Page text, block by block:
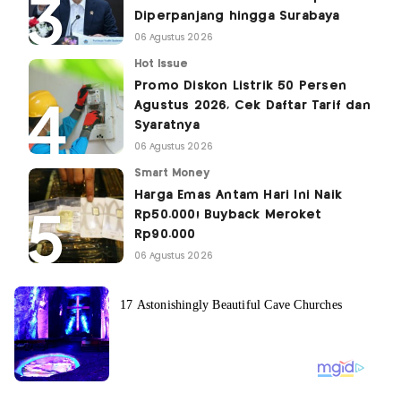
Diperpanjang hingga Surabaya
06 Agustus 2026
Hot Issue
Promo Diskon Listrik 50 Persen
Agustus 2026, Cek Daftar Tarif dan
Syaratnya
06 Agustus 2026
Smart Money
Harga Emas Antam Hari Ini Naik
Rp50.000! Buyback Meroket
Rp90.000
06 Agustus 2026